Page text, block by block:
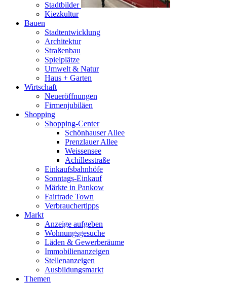
Stadtbilder
Kiezkultur
Bauen
Stadtentwicklung
Architektur
Straßenbau
Spielplätze
Umwelt & Natur
Haus + Garten
Wirtschaft
Neueröffnungen
Firmenjubiläen
Shopping
Shopping-Center
Schönhauser Allee
Prenzlauer Allee
Weissensee
Achillesstraße
Einkaufsbahnhöfe
Sonntags-Einkauf
Märkte in Pankow
Fairtrade Town
Verbrauchertipps
Markt
Anzeige aufgeben
Wohnungsgesuche
Läden & Gewerberäume
Immobilienanzeigen
Stellenanzeigen
Ausbildungsmarkt
Themen